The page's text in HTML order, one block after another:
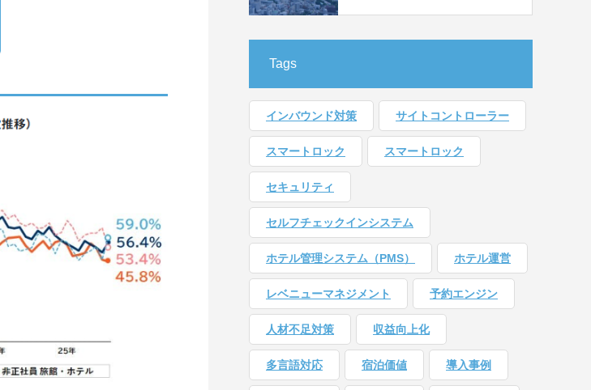
Tags
インバウンド対策 サイトコントローラー
スマートロック スマートロック
セキュリティ
セルフチェックインシステム
ホテル管理システム（PMS） ホテル運営
レベニューマネジメント 予約エンジン
人材不足対策 収益向上化
多言語対応 宿泊価値 導入事例